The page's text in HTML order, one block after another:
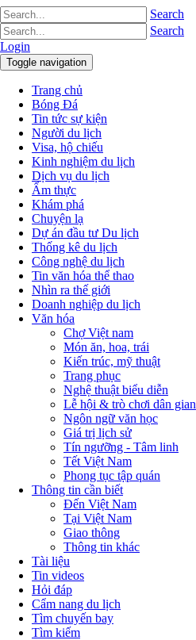
Search
Search
Login
Toggle navigation
Trang chủ
Bóng Đá
Tin tức sự kiện
Người du lịch
Visa, hộ chiếu
Kinh nghiệm du lịch
Dịch vụ du lịch
Ẩm thực
Khám phá
Chuyện lạ
Dự án đầu tư Du lịch
Thống kê du lịch
Công nghệ du lịch
Tin văn hóa thể thao
Nhìn ra thế giới
Doanh nghiệp du lịch
Văn hóa
Chợ Việt nam
Món ăn, hoa, trái
Kiến trúc, mỹ thuật
Trang phục
Nghệ thuật biểu diễn
Lễ hội & trò chơi dân gian
Ngôn ngữ văn học
Giá trị lịch sử
Tín ngưỡng - Tâm linh
Tết Việt Nam
Phong tục tập quán
Thông tin cần biết
Đến Việt Nam
Tại Việt Nam
Giao thông
Thông tin khác
Tài liệu
Tin videos
Hỏi đáp
Cẩm nang du lịch
Tìm chuyến bay
Tìm kiếm